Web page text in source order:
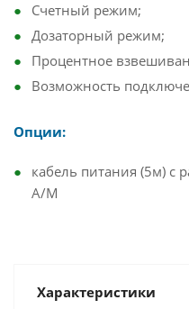
Счетный режим;
Дозаторный режим;
Процентное
Возможность
Опции:
кабель питания (5м) с
А/М
Характеристики